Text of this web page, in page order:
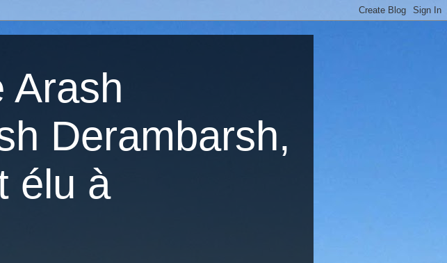
Arash
Derambarsh,
élu à